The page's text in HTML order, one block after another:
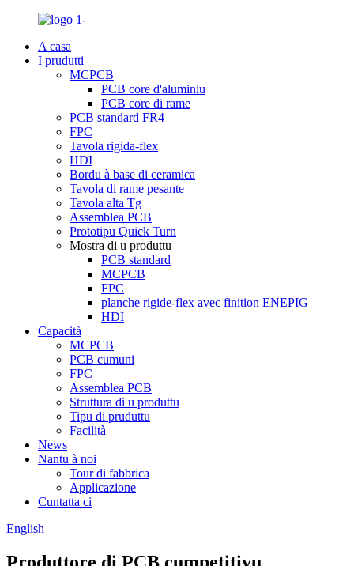
A casa
I prudutti
MCPCB
PCB core d'aluminiu
PCB core di rame
PCB standard FR4
FPC
Tavola rigida-flex
HDI
Bordu à base di ceramica
Tavola di rame pesante
Tavola alta Tg
Assemblea PCB
Prototipu Quick Turn
Mostra di u produttu
PCB standard
MCPCB
FPC
planche rigide-flex avec finition ENEPIG
HDI
Capacità
MCPCB
PCB cumuni
FPC
Assemblea PCB
Struttura di u produttu
Tipu di pruduttu
Facilità
News
Nantu à noi
Tour di fabbrica
Applicazione
Cuntatta ci
English